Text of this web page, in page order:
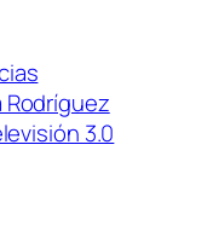
Rodríguez
3.0